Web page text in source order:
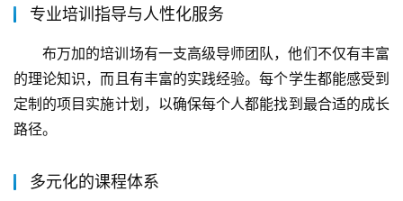
专业培训指导与人性化服务
布万加的培训场有一支高级导师团队，他们不仅有丰富
的理论知识，而且有丰富的实践经验。每个学生都能感受到
定制的项目实施计划，以确保每个人都能找到最合适的成长
路径。
多元化的课程体系